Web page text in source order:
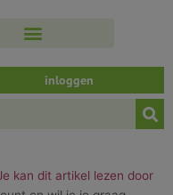
inloggen
kan dit artikel lezen door